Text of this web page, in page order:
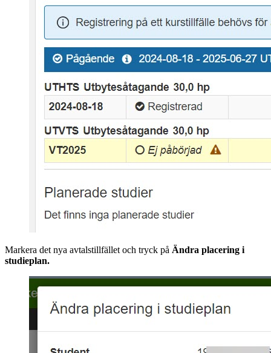
Markera det nya avtalstillfället och tryck på Ändra placering i
studieplan.